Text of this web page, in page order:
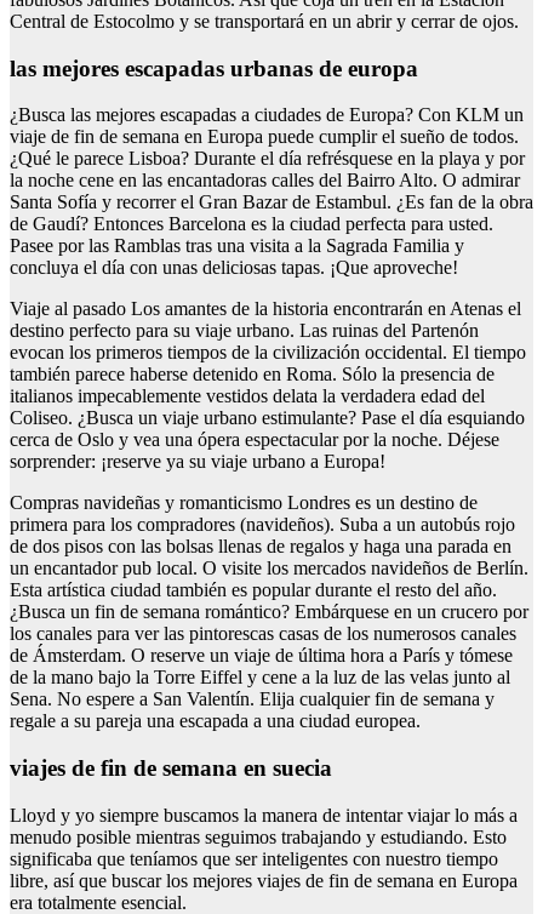
Central de Estocolmo y se transportará en un abrir y cerrar de ojos.
las mejores escapadas urbanas de europa
¿Busca las mejores escapadas a ciudades de Europa? Con KLM un
viaje de fin de semana en Europa puede cumplir el sueño de todos.
¿Qué le parece Lisboa? Durante el día refrésquese en la playa y por
la noche cene en las encantadoras calles del Bairro Alto. O admirar
Santa Sofía y recorrer el Gran Bazar de Estambul. ¿Es fan de la obra
de Gaudí? Entonces Barcelona es la ciudad perfecta para usted.
Pasee por las Ramblas tras una visita a la Sagrada Familia y
concluya el día con unas deliciosas tapas. ¡Que aproveche!
Viaje al pasado Los amantes de la historia encontrarán en Atenas el
destino perfecto para su viaje urbano. Las ruinas del Partenón
evocan los primeros tiempos de la civilización occidental. El tiempo
también parece haberse detenido en Roma. Sólo la presencia de
italianos impecablemente vestidos delata la verdadera edad del
Coliseo. ¿Busca un viaje urbano estimulante? Pase el día esquiando
cerca de Oslo y vea una ópera espectacular por la noche. Déjese
sorprender: ¡reserve ya su viaje urbano a Europa!
Compras navideñas y romanticismo Londres es un destino de
primera para los compradores (navideños). Suba a un autobús rojo
de dos pisos con las bolsas llenas de regalos y haga una parada en
un encantador pub local. O visite los mercados navideños de Berlín.
Esta artística ciudad también es popular durante el resto del año.
¿Busca un fin de semana romántico? Embárquese en un crucero por
los canales para ver las pintorescas casas de los numerosos canales
de Ámsterdam. O reserve un viaje de última hora a París y tómese
de la mano bajo la Torre Eiffel y cene a la luz de las velas junto al
Sena. No espere a San Valentín. Elija cualquier fin de semana y
regale a su pareja una escapada a una ciudad europea.
viajes de fin de semana en suecia
Lloyd y yo siempre buscamos la manera de intentar viajar lo más a
menudo posible mientras seguimos trabajando y estudiando. Esto
significaba que teníamos que ser inteligentes con nuestro tiempo
libre, así que buscar los mejores viajes de fin de semana en Europa
era totalmente esencial.